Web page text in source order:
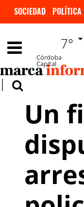
SOCIEDAD POLÍTICA
INVESTIGACIÓN
7°
Córdoba
Capital
Un